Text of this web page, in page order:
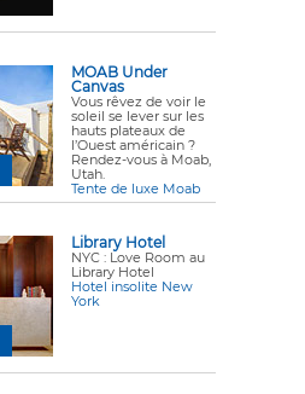
MOAB Under
Canvas
Vous rêvez de voir le
soleil se lever sur les
hauts plateaux de
l’Ouest américain ?
Rendez-vous à Moab,
Utah.
Tente de luxe Moab
Library Hotel
NYC : Love Room au
Library Hotel
Hotel insolite New
York